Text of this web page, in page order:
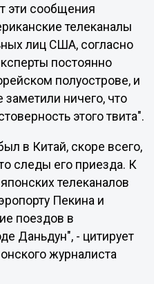
эти сообщения
телеканалы
лиц США, согласно
постоянно
полуострове, и
ничего, что
этого твита".
в Китай, скоре всего,
следы его приезда. К
телеканалов
Пекина и
поездов в
Даньдун", - цитирует
журналиста